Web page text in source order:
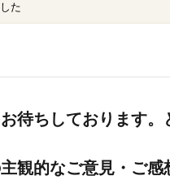
た
待ちしております。
観的なご意見・ご感